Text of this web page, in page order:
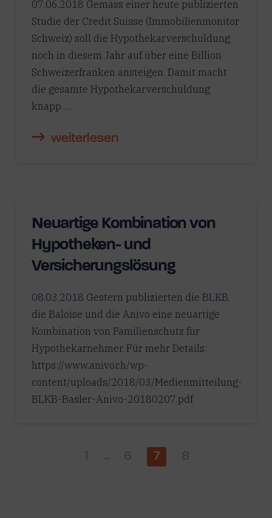
07.06.2018 Gemäss einer heute publizierten
Studie der Credit Suisse (Immobilienmonitor
Schweiz) soll die Hypothekarverschuldung
noch in diesem Jahr auf über eine Billion
Schweizerfranken ansteigen. Damit macht
die gesamte Hypothekarverschuldung
knapp …
weiterlesen
Neuartige Kombination von
Hypotheken- und
Versicherungslösung
08.03.2018 Gestern publizierten die BLKB,
die Baloise und die Anivo eine neuartige
Kombination von Familienschutz für
Hypothekarnehmer. Für mehr Details:
https://www.anivo.ch/wp-
content/uploads/2018/03/Medienmitteilung-
BLKB-Basler-Anivo-20180207.pdf
... 7